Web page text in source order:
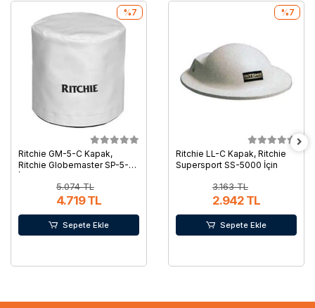
Ritchie GM-5-C Kapak,
Ritchie Globemaster SP-5-C
5.074 TL
4.719 TL
%7
Sepete Ekle
Ritchie LL-C Kapak, Ritchie
Supersport SS-5000 İçin
3.163 TL
2.942 TL
%7
Sepete Ekle